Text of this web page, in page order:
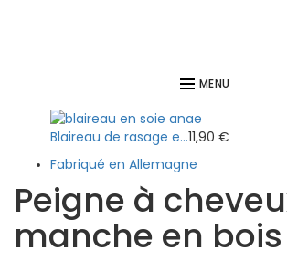
MENU
Couverts à salade e...25,00€
Blaireau de rasage e...11,90 €
Fabriqué en Allemagne
Peigne à
manche en bois